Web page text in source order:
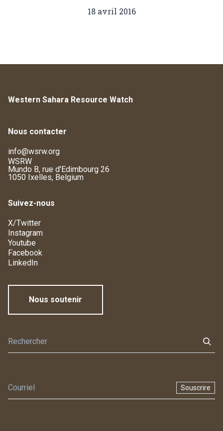
18 avril 2016
Western Sahara Resource Watch
Nous contacter
info@wsrw.org
WSRW
Mundo B, rue d'Edimbourg 26
1050 Ixelles, Belgium
Suivez-nous
X/Twitter
Instagram
Youtube
Facebook
LinkedIn
Nous soutenir
Souscrire